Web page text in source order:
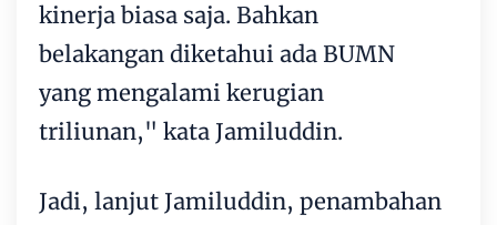
kinerja biasa saja. Bahkan
belakangan diketahui ada BUMN
yang mengalami kerugian
triliunan," kata Jamiluddin.
Jadi, lanjut Jamiluddin, penambahan